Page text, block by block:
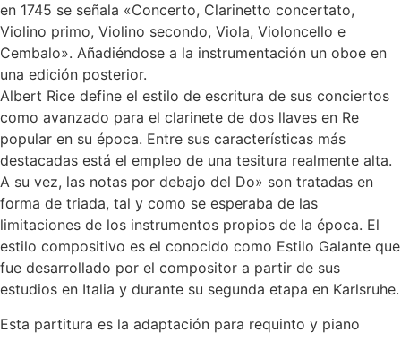
en 1745 se señala «Concerto, Clarinetto concertato,
Violino primo, Violino secondo, Viola, Violoncello e
Cembalo». Añadiéndose a la instrumentación un oboe en
una edición posterior.
Albert Rice define el estilo de escritura de sus conciertos
como avanzado para el clarinete de dos llaves en Re
popular en su época. Entre sus características más
destacadas está el empleo de una tesitura realmente alta.
A su vez, las notas por debajo del Do» son tratadas en
forma de triada, tal y como se esperaba de las
limitaciones de los instrumentos propios de la época. El
estilo compositivo es el conocido como Estilo Galante que
fue desarrollado por el compositor a partir de sus
estudios en Italia y durante su segunda etapa en Karlsruhe.
Esta partitura es la adaptación para requinto y piano